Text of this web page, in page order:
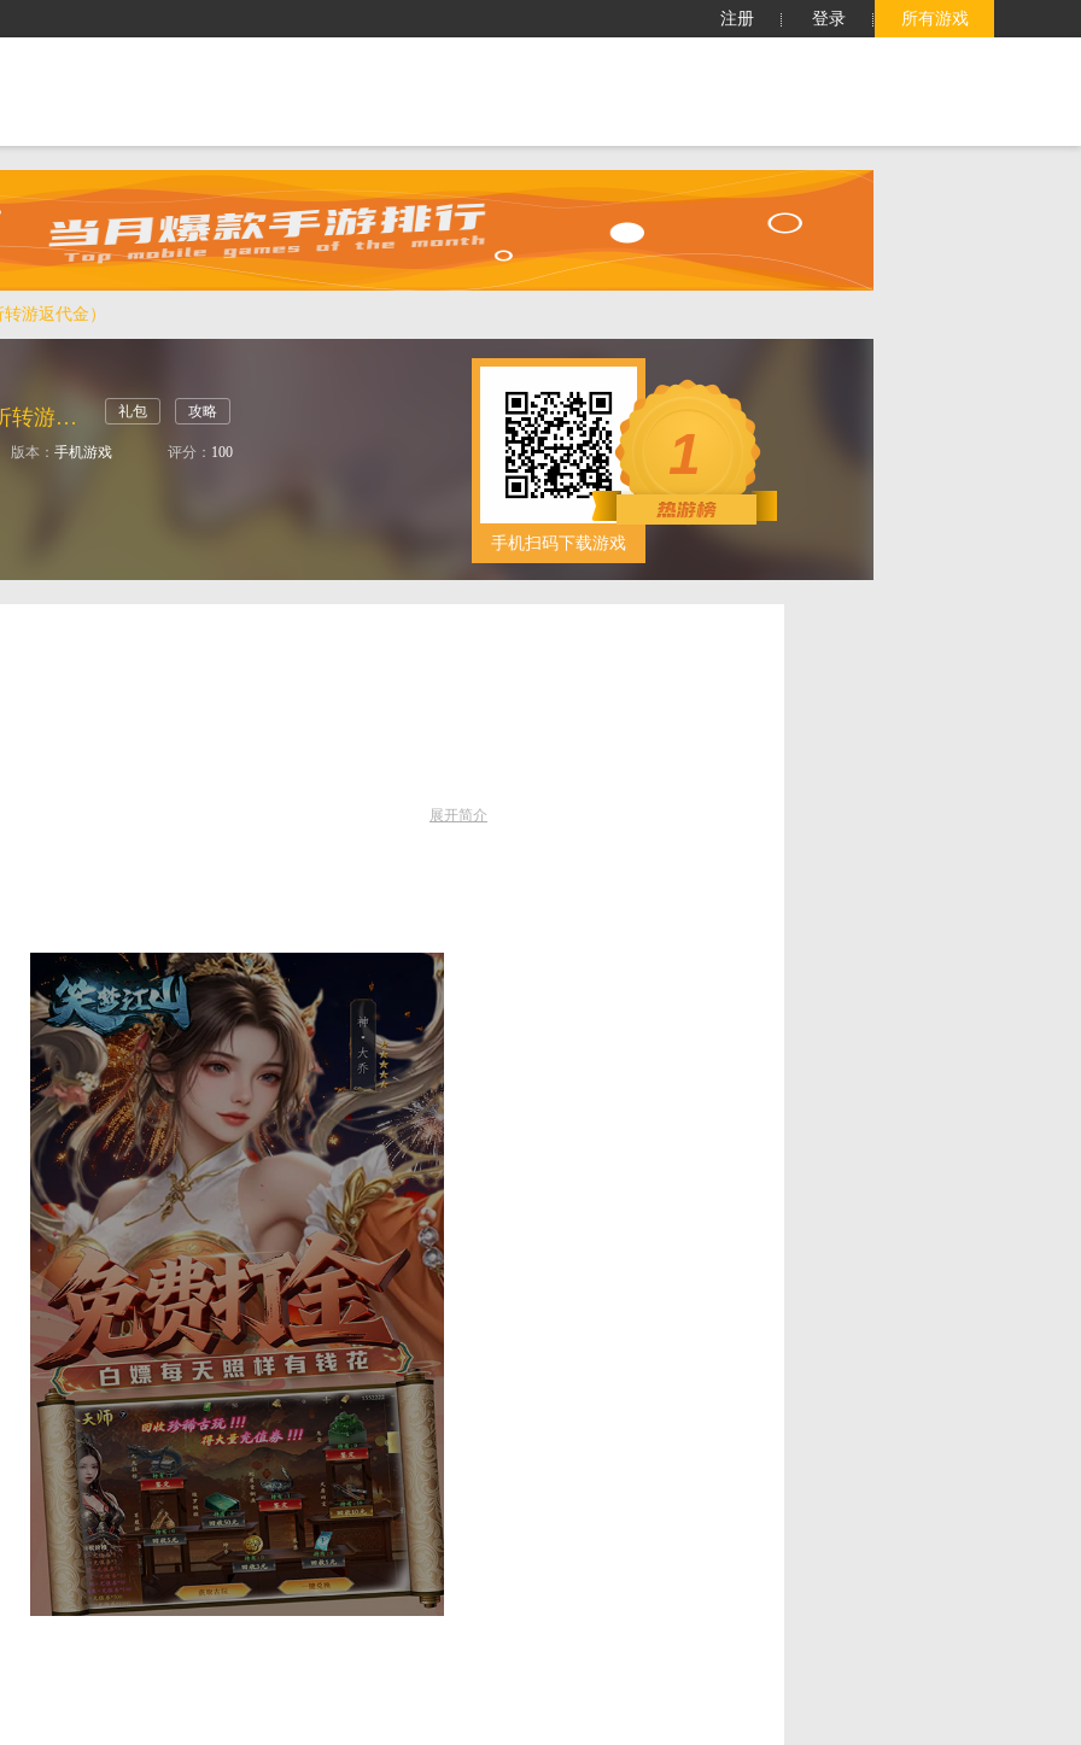
所有游戏
登录
注册
搜索
游返代金）
笑梦江山（0.1折转游返代金） 礼包 攻略
版本： 手机游戏 评分： 100
手机扫码下载游戏
1
展开简介